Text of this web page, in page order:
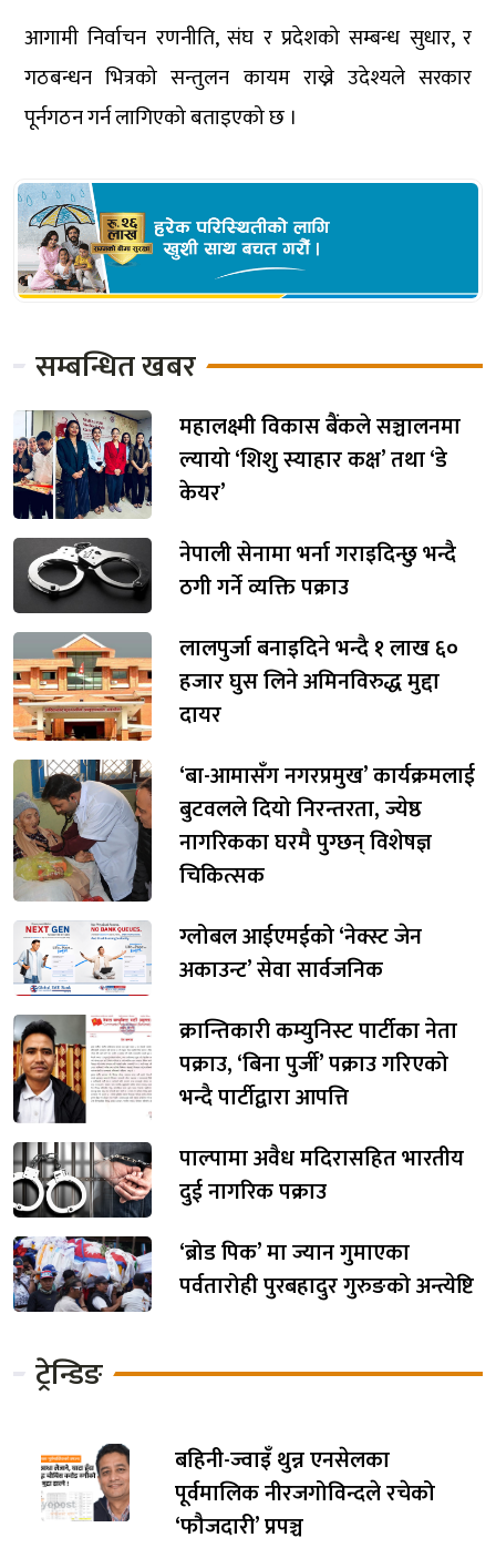
आगामी निर्वाचन रणनीति, संघ र प्रदेशको सम्बन्ध सुधार, र
गठबन्धन भित्रको सन्तुलन कायम राख्ने उदेश्यले सरकार
पूर्नगठन गर्न लागिएको बताइएको छ ।
सम्बन्धित खबर
महालक्ष्मी विकास बैंकले सञ्चालनमा
ल्यायो ‘शिशु स्याहार कक्ष’ तथा ‘डे
केयर’
नेपाली सेनामा भर्ना गराइदिन्छु भन्दै
ठगी गर्ने व्यक्ति पक्राउ
लालपुर्जा बनाइदिने भन्दै १ लाख ६०
हजार घुस लिने अमिनविरुद्ध मुद्दा
दायर
‘बा-आमासँग नगरप्रमुख’ कार्यक्रमलाई
बुटवलले दियो निरन्तरता, ज्येष्ठ
नागरिकका घरमै पुग्छन् विशेषज्ञ
चिकित्सक
ग्लोबल आईएमईको ‘नेक्स्ट जेन
अकाउन्ट’ सेवा सार्वजनिक
क्रान्तिकारी कम्युनिस्ट पार्टीका नेता
पक्राउ, ‘बिना पुर्जी’ पक्राउ गरिएको
भन्दै पार्टीद्वारा आपत्ति
पाल्पामा अवैध मदिरासहित भारतीय
दुई नागरिक पक्राउ
‘ब्रोड पिक’ मा ज्यान गुमाएका
पर्वतारोही पुरबहादुर गुरुङको अन्त्येष्टि
ट्रेन्डिङ
बहिनी-ज्वाइँ थुन्न एनसेलका
पूर्वमालिक नीरजगोविन्दले रचेको
‘फौजदारी’ प्रपञ्च